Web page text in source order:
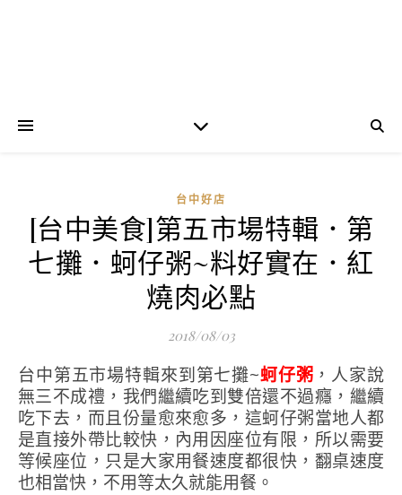
台中好店
[台中美食]第五市場特輯．第
七攤．蚵仔粥~料好實在．紅
燒肉必點
2018/08/03
台中第五市場特輯來到第七攤~蚵仔粥 ，人家說
無三不成禮，我們繼續吃到雙倍還不過癮，繼續
吃下去，而且份量愈來愈多，這蚵仔粥當地人都
是直接外帶比較快，內用因座位有限，所以需要
等候座位，只是大家用餐速度都很快，翻桌速度
也相當快，不用等太久就能用餐。